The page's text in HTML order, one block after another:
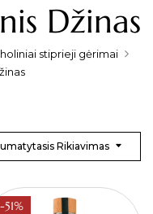
Džinas
stiprieji gėrimai
Rikiavimas
-51%